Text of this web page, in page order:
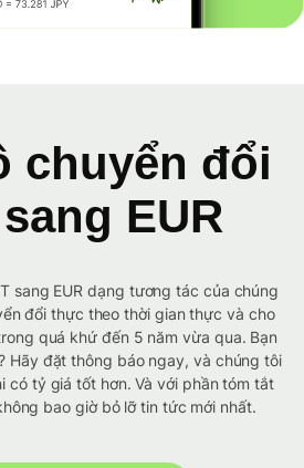
chuyển đổi
EUR
sang EUR dạng tương tác của chúng
đổi thực theo thời gian thực và cho
quá khứ đến 5 năm vừa qua. Bạn
Hãy đặt thông báo ngay, và chúng tôi
có tỷ giá tốt hơn. Và với phần tóm tắt
bao giờ bỏ lỡ tin tức mới nhất.